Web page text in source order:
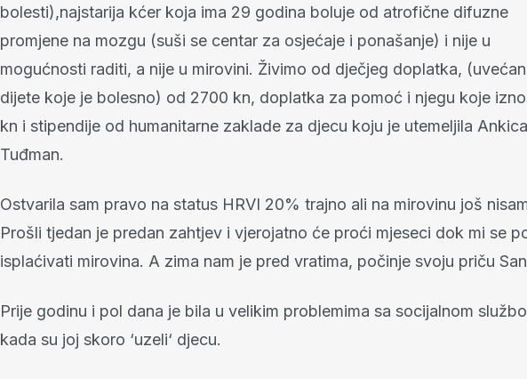
bolesti),najstarija kćer koja ima 29 godina boluje od atrofične difuzne
promjene na mozgu (suši se centar za osjećaje i ponašanje) i nije u
mogućnosti raditi, a nije u mirovini. Živimo od dječjeg doplatka,
dijete koje je bolesno) od 2700 kn, doplatka za pomoć i njegu koje
kn i stipendije od humanitarne zaklade za djecu koju je utemeljila Ankica
Tuđman.
Ostvarila sam pravo na status HRVI 20% trajno ali na mirovinu još
Prošli tjedan je predan zahtjev i vjerojatno će proći mjeseci dok mi se
isplaćivati mirovina. A zima nam je pred vratima, počinje svoju priču
Prije godinu i pol dana je bila u velikim problemima sa socijalnom
kada su joj skoro ‘uzeli‘ djecu.